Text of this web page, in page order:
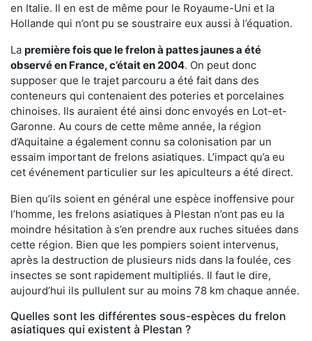
en Italie. Il en est de même pour le Royaume-Uni et la
Hollande qui n’ont pu se soustraire eux aussi à l’équation.
La première fois que le frelon à pattes jaunes a été
observé en France, c’était en 2004. On peut donc
supposer que le trajet parcouru a été fait dans des
conteneurs qui contenaient des poteries et porcelaines
chinoises. Ils auraient été ainsi donc envoyés en Lot-et-
Garonne. Au cours de cette même année, la région
d’Aquitaine a également connu sa colonisation par un
essaim important de frelons asiatiques. L’impact qu’a eu
cet événement particulier sur les apiculteurs a été direct.
Bien qu’ils soient en général une espèce inoffensive pour
l’homme, les frelons asiatiques à Plestan n’ont pas eu la
moindre hésitation à s’en prendre aux ruches situées dans
cette région. Bien que les pompiers soient intervenus,
après la destruction de plusieurs nids dans la foulée, ces
insectes se sont rapidement multipliés. Il faut le dire,
aujourd’hui ils pullulent sur au moins 78 km chaque année.
Quelles sont les différentes sous-espèces du frelon
asiatiques qui existent à Plestan ?